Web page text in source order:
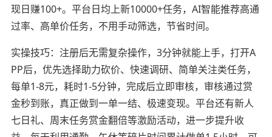
现日赚100+。平台日均上新10000+任务，AI智能推荐高通
过率、高单价任务，不用手动筛选，节省时间。
实操技巧：注册后无需复杂操作，3分钟就能上手，打开A
PP后，优先选择助力砍价、快速调研、简单关注类任务，
每单1-8元，耗时1-5分钟，完成后立即审核，审核通过赏
金秒到账，真正做到一单一结、极速变现。平台还有新人
七日礼、周末任务赏金翻倍等激励活动，进一步提升收